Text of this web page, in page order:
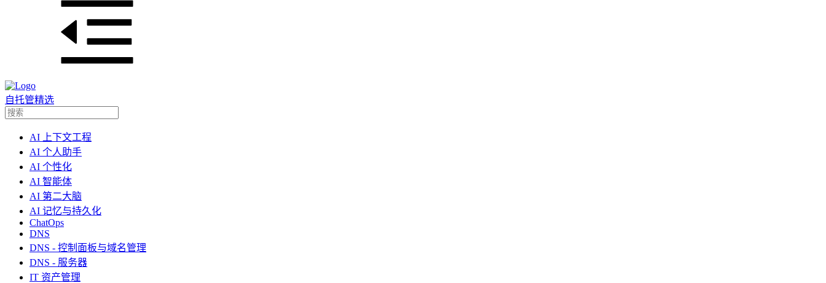
自托管精选
AI 上下文工程
AI 个人助手
AI 个性化
AI 智能体
AI 第二大脑
AI 记忆与持久化
ChatOps
DNS
DNS - 控制面板与域名管理
DNS - 服务器
IT 资产管理